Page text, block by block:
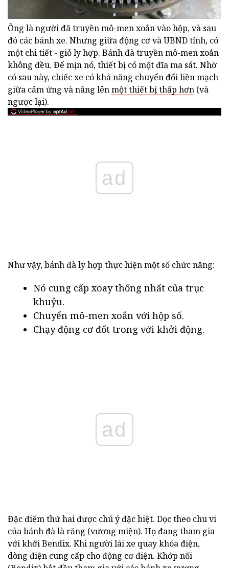
Ông là người đã truyền mô-men xoắn vào hộp, và sau
đó các bánh xe. Nhưng giữa động cơ và UBND tỉnh, có
một chi tiết - giỏ ly hợp. Bánh đà truyền mô-men xoắn
không đều. Để mịn nó, thiết bị có một đĩa ma sát. Nhờ
có sau này, chiếc xe có khả năng chuyển đổi liền mạch
giữa cảm ứng và nâng lênmột thiết bị thấp hơn (và
ngược lại).
ad
Như vậy, bánh đà ly hợp thực hiện một số chức năng:
Nó cung cấp xoay thống nhất của trục
khuỷu.
Chuyển mô-men xoắn với hộp số.
Chạy động cơ đốt trong với khởi động.
ad
Đặc điểm thứ hai được chú ý đặc biệt. Dọc theo chu vi
của bánh đà là răng (vương miện). Họ đang tham gia
với khởi Bendix. Khi người lái xe quay khóa điện,
dòng điện cung cấp cho động cơ điện. Khớp nối